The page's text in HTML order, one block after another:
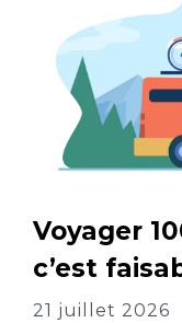
Voyager
c’est
21 juillet 2026